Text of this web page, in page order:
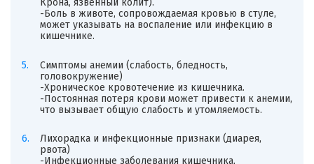
Крона, язвенный колит).
-Боль в животе, сопровождаемая кровью в стуле,
может указывать на воспаление или инфекцию в
кишечнике.
Симптомы анемии (слабость, бледность,
головокружение)
-Хроническое кровотечение из кишечника.
-Постоянная потеря крови может привести к анемии,
что вызывает общую слабость и утомляемость.
Лихорадка и инфекционные признаки (диарея,
рвота)
-Инфекционные заболевания кишечника.